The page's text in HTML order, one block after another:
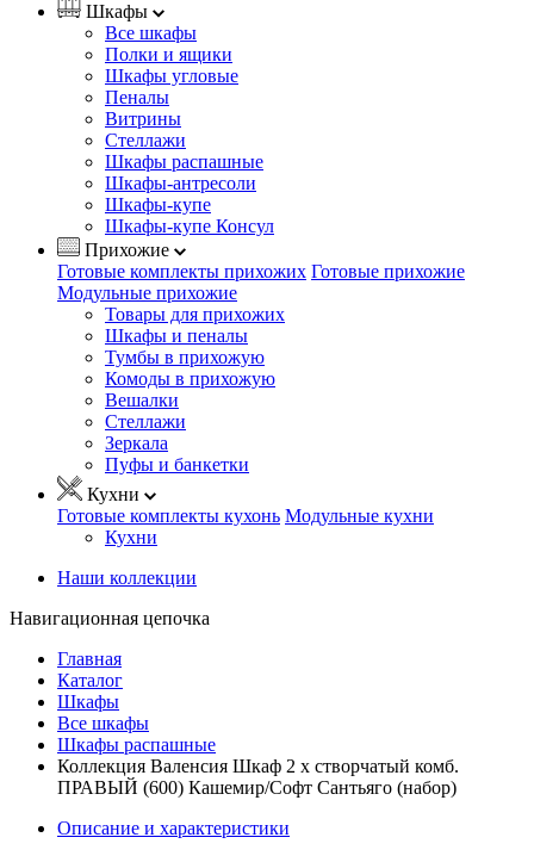
Шкафы
Все шкафы
Полки и ящики
Шкафы угловые
Пеналы
Витрины
Стеллажи
Шкафы распашные
Шкафы-антресоли
Шкафы-купе
Шкафы-купе Консул
Прихожие
Готовые комплекты прихожих Готовые прихожие
Модульные прихожие
Товары для прихожих
Шкафы и пеналы
Тумбы в прихожую
Комоды в прихожую
Вешалки
Стеллажи
Зеркала
Пуфы и банкетки
Кухни
Готовые комплекты кухонь Модульные кухни
Кухни
Наши коллекции
Навигационная цепочка
Главная
Каталог
Шкафы
Все шкафы
Шкафы распашные
Коллекция Валенсия Шкаф 2 х створчатый комб.
ПРАВЫЙ (600) Кашемир/Софт Сантьяго (набор)
Описание и характеристики